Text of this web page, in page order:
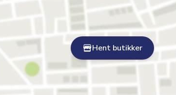
Hent butikker